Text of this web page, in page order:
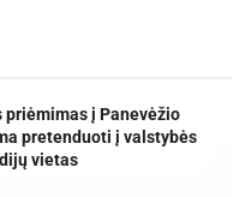
priėmimas į Panevėžio
pretenduoti į valstybės
vietas